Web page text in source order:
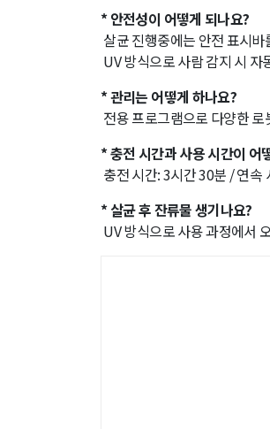
* 안전성이 어떻게 되나요?
살균 진행중에는 안전 표시바
UV 방식으로 사람 감지 시
* 관리는 어떻게 하나요?
전용 프로그램으로 다양한
* 충전 시간과 사용 시간이 어
충전 시간: 3시간 30분 / 연속
* 살균 후 잔류물 생기나요?
UV 방식으로 사용 과정에서